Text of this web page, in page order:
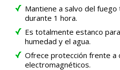
Mantiene a salvo del
durante 1 hora.
Es totalmente estanco
humedad y el agua.
Ofrece protección frente a
electromagnéticos.